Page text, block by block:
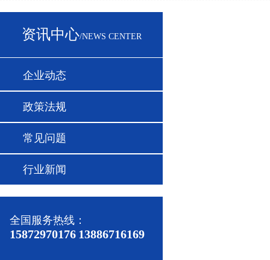
资讯中心/NEWS CENTER
企业动态
政策法规
常见问题
行业新闻
全国服务热线：
15872970176 13886716169